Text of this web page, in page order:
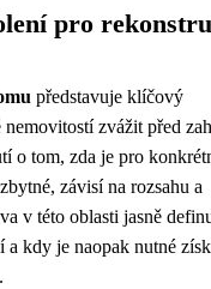
pro
představuje klíčový
zvážit před
o tom, zda je pro
závisí na rozsahu a
v této oblasti jasně
a kdy je naopak nutné